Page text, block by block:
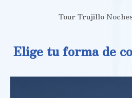
Tour Trujillo
Elige tu forma de